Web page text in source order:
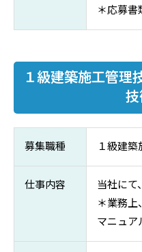
＊応募書
１級建築施工管理
技
募集職種 １級建
仕事内容
当社にて
＊業務
マニュア